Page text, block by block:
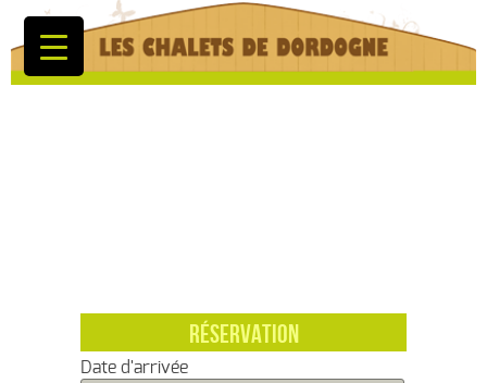
RÉSERVATION
Date d'arrivée